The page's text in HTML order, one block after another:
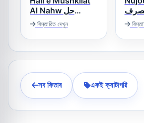
Al Nahw حل
مشکلات النحو
বিস্তারিত দেখুন
সব কিতাব একই ক্যাটাগরি